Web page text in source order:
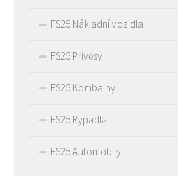
FS25 Nákladní vozidla
FS25 Přívěsy
FS25 Kombajny
FS25 Rypadla
FS25 Automobily